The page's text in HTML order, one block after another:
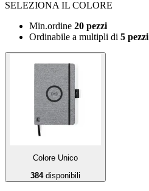
SELEZIONA IL COLORE
Min.ordine 20 pezzi
Ordinabile a multipli di 5 pezzi
Colore Unico
384disponibili